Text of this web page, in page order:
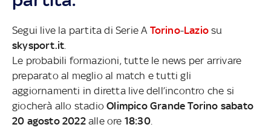
Segui live la partita di Serie A Torino-Lazio su
skysport.it
Le probabili formazioni, tutte le news per arrivare
preparato al meglio al match e tutti gli
aggiornamenti in diretta live dell’incontro che si
giocherà allo stadioOlimpico Grande Torino sabato
20 agosto 2022alle ore 18:30.